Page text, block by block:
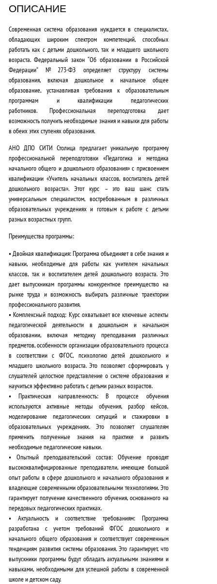
0
0
0
₽
.
ОПИСАНИЕ
Современная система образования нуждается в специалистах,
обладающих широким спектром компетенций, способных
работать как с детьми дошкольного, так и младшего школьного
возраста.Федеральный закон “Об образовании в Российской
Федерации” №273-ФЗ определяет структуру системы
образования, включая дошкольное и начальное общее
образование, устанавливая требования к образовательным
программам и квалификации педагогических
работников. Профессиональная переподготовка дает
возможность получить необходимые знания и навыки для работы
в обеих этих ступенях образования.
АНО ДПО СИТИ Столица предлагает уникальную программу
профессиональной переподготовки «Педагогика и методика
начального общего и дошкольного образования» с присвоением
квалификации «Учитель начальных классов, воспитатель детей
дошкольного возраста». Этот курс – это ваш шанс стать
универсальным специалистом, востребованным в различных
образовательных учреждениях и готовым к работе с детьми
разных возрастных групп.
Преимущества программы:
•Двойная квалификация:Программа объединяет в себе знания и
навыки, необходимые для работы как учителем начальных
классов, так и воспитателем детей дошкольного возраста. Это
дает выпускникам программы конкурентное преимущество на
рынке труда и возможность выбирать различные траектории
профессионального развития.
•Комплексный подход: Курс охватывает все ключевые аспекты
педагогической деятельности в дошкольном и начальном
образовании, включая методику преподавания различных
предметов, особенности организации образовательного процесса
в соответствии с ФГОС, психологию детей дошкольного и
младшего школьного возраста.Это позволяет сформировать у
слушателей целостное представление о системе образования и
научиться эффективно работать с детьми разных возрастов.
•Практическая направленность: В процессе обучения
используются активные методы обучения, разбор кейсов,
моделирование педагогических ситуаций и стажировки в
образовательных учреждениях. Это позволяет слушателям
применить полученные знания на практике и развить
необходимые педагогические навыки.
• Опытный преподавательский состав:Обучение проводят
высококвалифицированные преподаватели, имеющие большой
опыт работы в сфере дошкольного и начального образования и
владеющие современными образовательными технологиями.Это
гарантирует получение качественного обучения, основанного на
передовых педагогических практиках.
• Актуальность и соответствие требованиям:Программа
разработана с учетом требований ФГОС дошкольного и
начального общего образования и соответствует современным
тенденциям развития системы образования.Это гарантирует, что
выпускники программы будут обладать актуальными знаниями и
навыками, необходимыми для успешной работы в современной
школе и детском саду.